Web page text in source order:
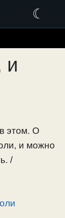
☾
и
этом. О
и можно
/